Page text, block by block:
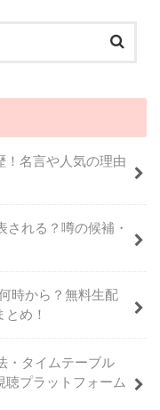
！名言や人気の理由
される？噂の候補・
時から？無料生配
め！
・タイムテーブル
聴プラットフォーム